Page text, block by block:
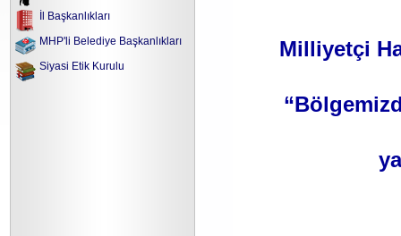
İl Başkanlıkları
MHP'li Belediye Başkanlıkları
Siyasi Etik Kurulu
Milliyetçi